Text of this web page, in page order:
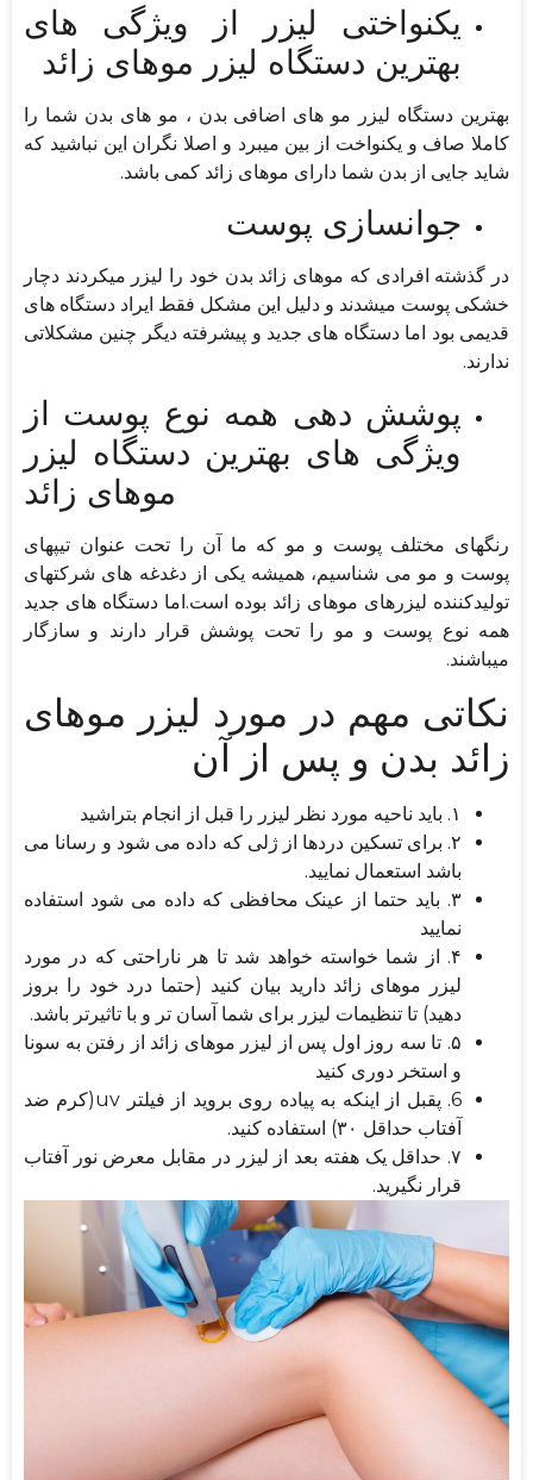
یکنواختی لیزر از ویژگی های
بهترین دستگاه لیزر موهای زائد
بهترین دستگاه لیزر مو های اضافی بدن ، مو های بدن شما را
کاملا صاف و یکنواخت از بین میبرد و اصلا نگران این نباشید که
شاید جایی از بدن شما دارای موهای زائد کمی باشد.
جوانسازی پوست
در گذشته افرادی که موهای زائد بدن خود را لیزر میکردند دچار
خشکی پوست میشدند و دلیل این مشکل فقط ایراد دستگاه های
قدیمی بود اما دستگاه های جدید و پیشرفته دیگر چنین مشکلاتی
ندارند.
پوشش دهی همه نوع پوست از
ویژگی های بهترین دستگاه لیزر
موهای زائد
رنگهای مختلف پوست و مو که ما آن را تحت عنوان تیپهای
پوست و مو می شناسیم، همیشه یکی از دغدغه های شرکتهای
تولیدکننده لیزرهای موهای زائد بوده است.اما دستگاه های جدید
همه نوع پوست و مو را تحت پوشش قرار دارند و سازگار
میباشند.
نکاتی مهم در مورد لیزر موهای
زائد بدن و پس از آن
۱. باید ناحیه مورد نظر لیزر را قبل از انجام بتراشید
۲. برای تسکین دردها از ژلی که داده می شود و رسانا می
باشد استعمال نمایید.
۳. باید حتما از عینک محافظی که داده می شود استفاده
نمایید
۴. از شما خواسته خواهد شد تا هر ناراحتی که در مورد
لیزر موهای زائد دارید بیان کنید (حتما درد خود را بروز
دهید) تا تنظیمات لیزر برای شما آسان تر و با تاثیرتر باشد.
۵. تا سه روز اول پس از لیزر موهای زائد از رفتن به سونا
و استخر دوری کنید
6. پقبل از اینکه به پیاده روی بروید از فیلتر uv(کرم ضد
آفتاب حداقل ۳۰) استفاده کنید.
۷. حداقل یک هفته بعد از لیزر در مقابل معرض نور آفتاب
قرار نگیرید.